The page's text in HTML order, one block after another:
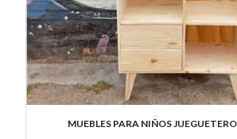
MUEBLES PARA NIÑOS